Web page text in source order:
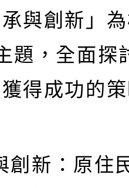
與創新」
題，全面探
得成功的
創新：原住